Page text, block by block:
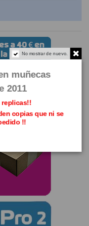
No mostrar de nuevo.
muñecas
2011
replicas!!
copias que ni se
!!